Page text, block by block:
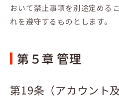
おいて禁止事項を別途定める
れを遵守するものとします。
第５章 管理
第19条（アカウント